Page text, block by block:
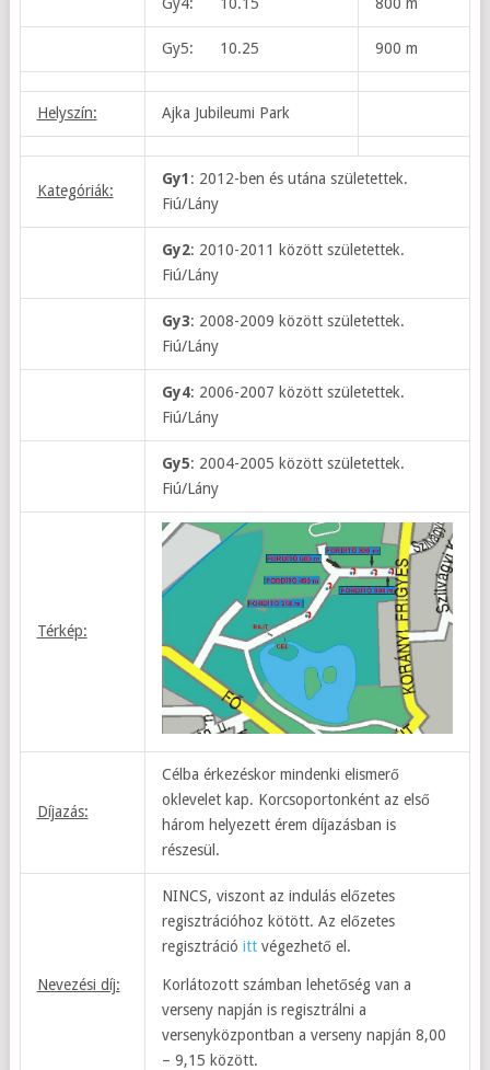
Gy5: 10.25 900 m
Helyszín: Ajka Jubileumi Park
Kategóriák:
Gy1 : 2012-ben és utána születettek.
Fiú/Lány
Gy2: 2010-2011 között születettek.
Fiú/Lány
Gy3: 2008-2009 között születettek.
Fiú/Lány
Gy4: 2006-2007 között születettek.
Fiú/Lány
Gy5: 2004-2005 között születettek.
Fiú/Lány
Térkép:
Díjazás:
Célba érkezéskor mindenki elismerő
oklevelet kap. Korcsoportonként az első
három helyezett érem díjazásban is
részesül.
Nevezési díj:
NINCS, viszont az indulás előzetes
regisztrációhoz kötött. Az előzetes
regisztráció ittvégezhető el.
Korlátozott számban lehetőség van a
verseny napján is regisztrálni a
versenyközpontban a verseny napján 8,00
– 9,15 között.